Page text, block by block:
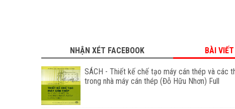
NHẬN XÉT FACEBOOK BÀI
SÁCH - Thiết kế chế tạo máy cán thép và các
trong nhà máy cán thép (Đỗ Hữu Nhơn) Full